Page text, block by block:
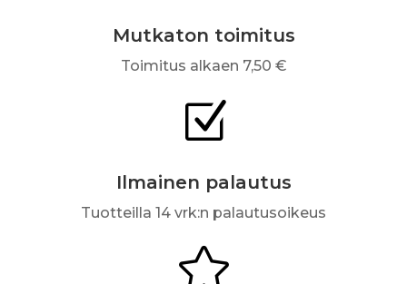
Mutkaton toimitus
Toimitus alkaen 7,50 €
Z
Ilmainen palautus
Tuotteilla 14 vrk:n palautusoikeus
